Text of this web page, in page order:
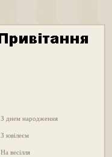
З днем народження
З ювілеєм
На весілля